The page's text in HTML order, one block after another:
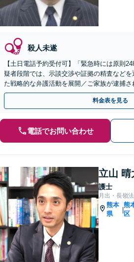
殺人未遂
【土日電話予約受付可】「緊急時には原則
疑者段階では、示談交渉や証拠の精査など
た戦略的な弁護活動を展開／ご家族が逮捕さ
【LINE24時間予約受付可】【休日・夜間相
料金表を見る
電話でお問い合わせ
立山 晴
護士
月出・長嶺
熊本
県
|
熊
区